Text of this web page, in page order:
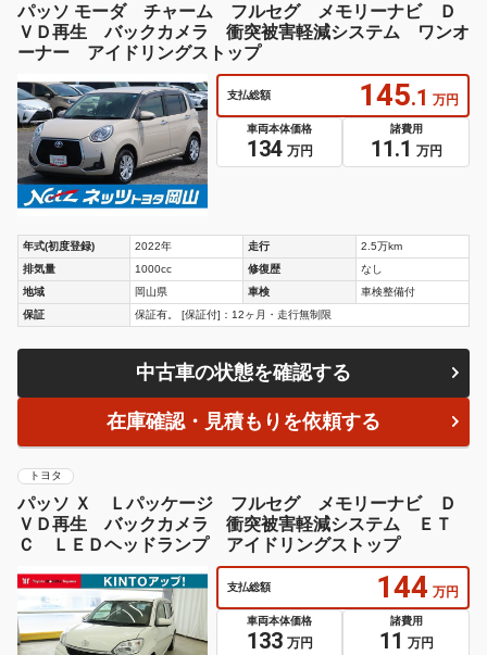
パッソ モーダ チャーム フルセグ メモリーナビ Ｄ
ＶＤ再生 バックカメラ 衝突被害軽減システム ワンオ
ーナー アイドリングストップ
支払総額 145.1 万円
車両本体価格
134 万円
諸費用
11.1 万円
年式(初度登録) 2022年 走行
2.5万km
排気量
1000cc 修復歴
なし
地域
岡山県 車検
車検整備付
保証
保証有。 [保証付]：12ヶ月・走行無制限
中古車の状態を確認する
在庫確認・見積もりを依頼する
トヨタ
パッソ Ｘ Ｌパッケージ フルセグ メモリーナビ Ｄ
ＶＤ再生 バックカメラ 衝突被害軽減システム ＥＴ
Ｃ ＬＥＤヘッドランプ アイドリングストップ
支払総額 144 万円
車両本体価格
133 万円
諸費用
11 万円